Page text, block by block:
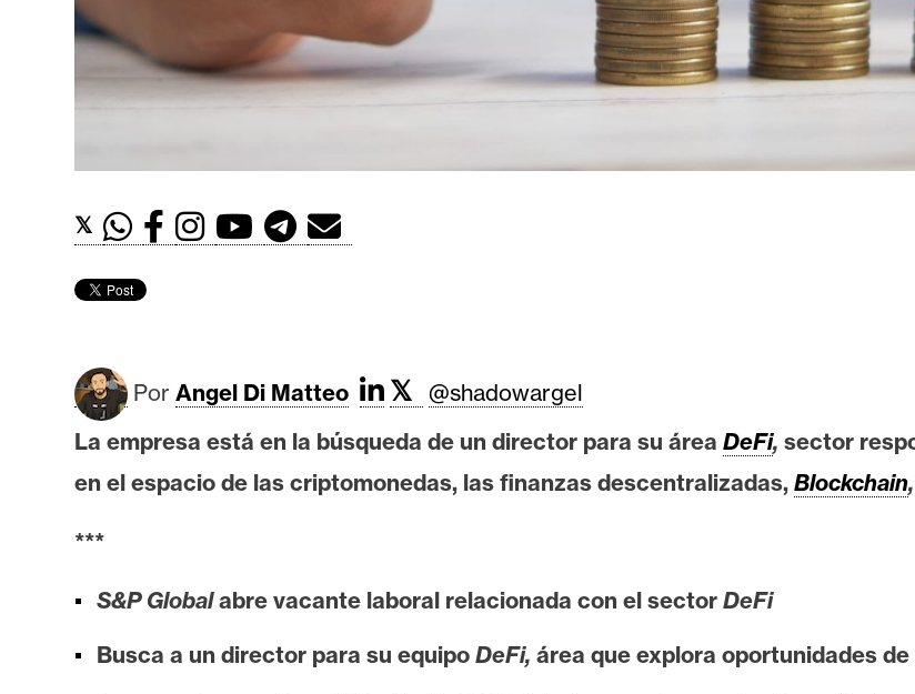
t
h
e
u
I
A
n
á
l
s
s
𝕏
Por Angel Di Matteo 𝕏 @shadowargel
La empresa está en la búsqueda de un director para su área DeFi, sector
en el espacio de las criptomonedas, las finanzas descentralizadas, Blockchain
***
S&P Globalabre vacante laboral relacionada con el sector DeFi
Busca a un director para su equipo DeFi, área que explora oportunidades